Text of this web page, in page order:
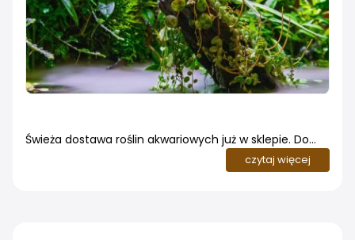
Świeża dostawa roślin akwariowych już w sklepie. Do
naszego sklepu dotarła kolejna, bogata dostawa roślin
akwariowych. W ofercie znalazło się niemal 300 pozycji
czytaj więcej